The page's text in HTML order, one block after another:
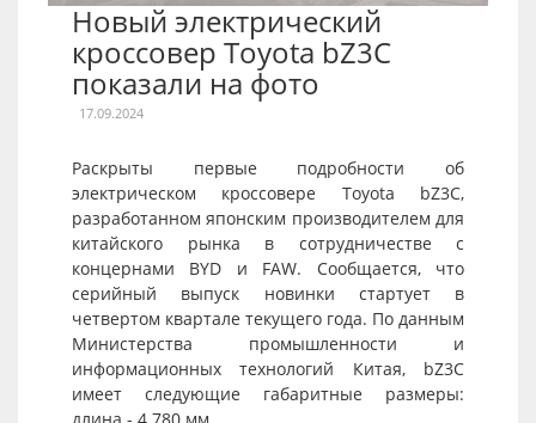
Новый электрический
кроссовер Toyota bZ3C
показали на фото
17.09.2024
Раскрыты первые подробности об
электрическом кроссовере Toyota bZ3C,
разработанном японским производителем для
китайского рынка в сотрудничестве с
концернами BYD и FAW. Сообщается, что
серийный выпуск новинки стартует в
четвертом квартале текущего года. По данным
Министерства промышленности и
информационных технологий Китая, bZ3C
имеет следующие габаритные размеры: